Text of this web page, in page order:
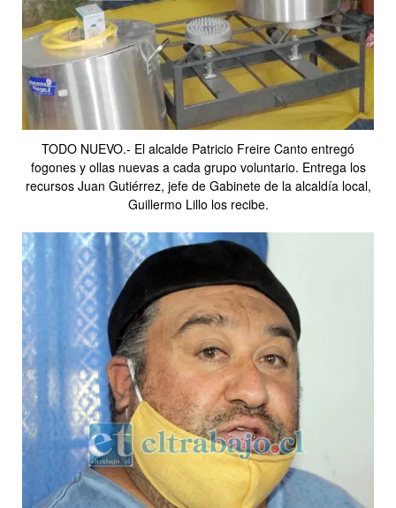
TODO NUEVO.- El alcalde Patricio Freire Canto entregó
fogones y ollas nuevas a cada grupo voluntario. Entrega los
recursos Juan Gutiérrez, jefe de Gabinete de la alcaldía local,
Guillermo Lillo los recibe.